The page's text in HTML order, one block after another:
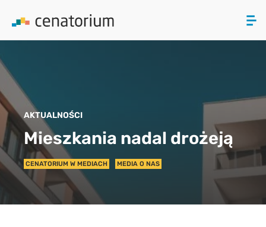
O NAS
AKTUALNOŚCI
KONTAKT
AKTUALNOŚCI
Mieszkania nadal drożeją
CENATORIUM W MEDIACH MEDIA O NAS